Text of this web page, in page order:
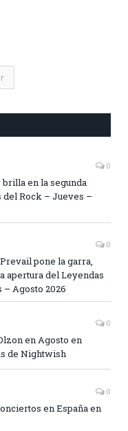
0
en la segunda
del Rock – Jueves –
0
pone la garra,
apertura del Leyendas
Agosto 2026
0
en Agosto en
de Nightwish
0
en España en